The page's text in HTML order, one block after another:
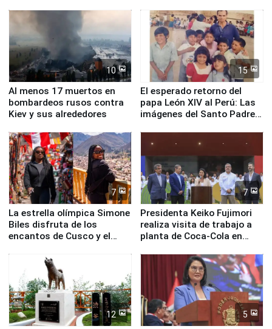
Fenómeno El Niño
de Chile
10
Al menos 17 muertos en
bombardeos rusos contra
Kiev y sus alrededores
15
El esperado retorno del
papa León XIV al Perú: Las
imágenes del Santo Padre
7
La estrella olímpica Simone
Biles disfruta de los
encantos de Cusco y el
7
Presidenta Keiko Fujimori
realiza visita de trabajo a
planta de Coca-Cola en
12 5